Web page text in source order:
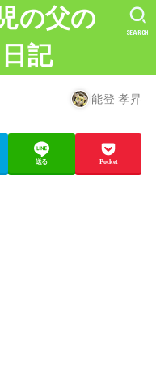
の父の
記
SEARCH
能登 孝昇
送る Pocket